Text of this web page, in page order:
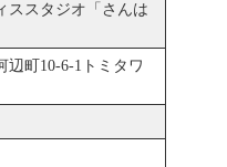
ススタジオ「さんは
辺町10-6-1トミタワ